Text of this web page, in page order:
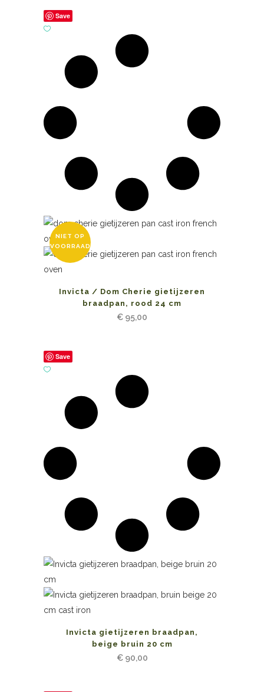
Save
NIET OP
VOORRAAD
Invicta / Dom Cherie gietijzeren
braadpan, rood 24 cm
€ 95,00
Save
Invicta gietijzeren braadpan,
beige bruin 20 cm
€90,00